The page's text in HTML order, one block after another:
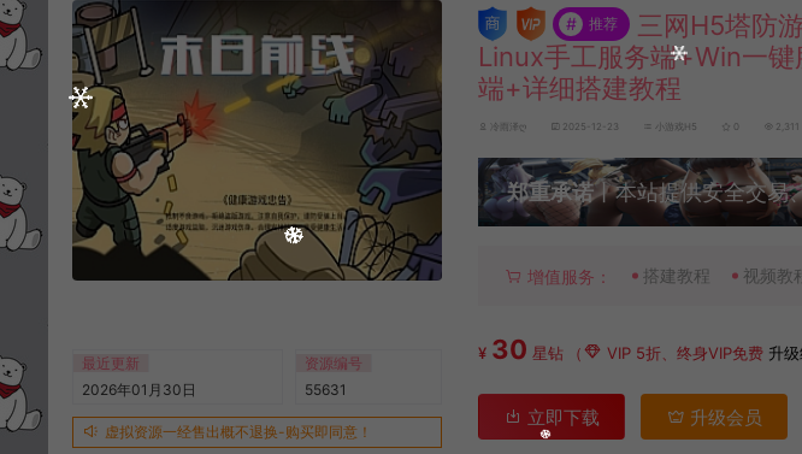
最近更新
2026年01月30日
资源编号
55631
虚拟资源一经售出概不退换-购买即同意！
# 推荐
三网H5塔防
Linux手工服务端+Win一
端+详细搭建教程
冷雨泽ღ 2025-12-23 小游戏H5 0 2,311
郑重承诺丨本站提供安全交
增值服务： 搭建教程 视频教
¥ 30 星钻 （ VIP 5折、终身VIP免费 升
立即下载 升级会员